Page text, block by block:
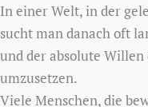
In einer Welt, in der
sucht man danach oft
und der absolute Willen
umzusetzen.
Viele Menschen, die